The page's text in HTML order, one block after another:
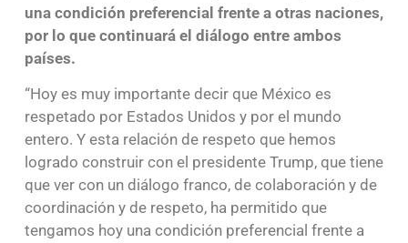
una condición preferencial frente a otras naciones,
por lo que continuará el diálogo entre ambos
países.
“Hoy es muy importante decir que México es
respetado por Estados Unidos y por el mundo
entero. Y esta relación de respeto que hemos
logrado construir con el presidente Trump, que tiene
que ver con un diálogo franco, de colaboración y de
coordinación y de respeto, ha permitido que
tengamos hoy una condición preferencial frente a